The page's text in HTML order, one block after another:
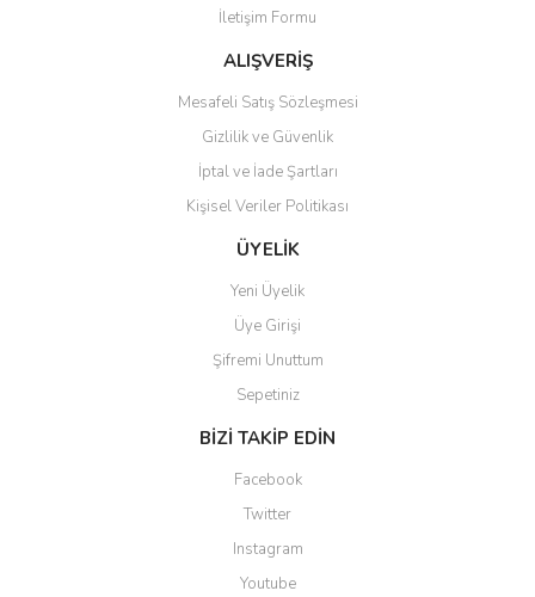
Ürün fiyatı diğer sitelerden daha pahalı.
Bu ürüne benzer farklı alternatifler olmalı.
Gönder
İletişim Formu
ALIŞVERİŞ
Mesafeli Satış Sözleşmesi
Gizlilik ve Güvenlik
İptal ve İade Şartları
Kişisel Veriler Politikası
ÜYELİK
Yeni Üyelik
Üye Girişi
Şifremi Unuttum
Sepetiniz
BİZİ TAKİP EDİN
Facebook
Twitter
Instagram
Youtube